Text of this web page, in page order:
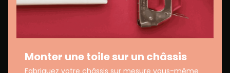
Monter une toile sur un châssis